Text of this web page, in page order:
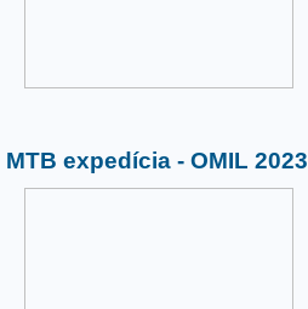
MTB expedícia - OMIL 2023